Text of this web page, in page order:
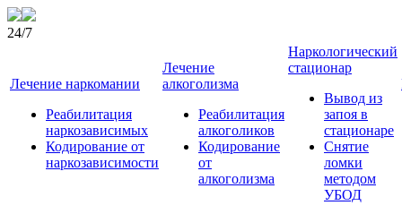
24/7
Лечение наркомании
Реабилитация
наркозависимых
Кодирование от
наркозависимости
Лечение
алкоголизма
Реабилитация
алкоголиков
Кодирование
от
алкоголизма
Наркологический
стационар
Вывод из
запоя в
стационаре
Снятие
ломки
методом
УБОД